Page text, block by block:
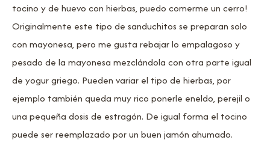
tocino y de huevo con hierbas, puedo comerme un cerro!
Originalmente este tipo de sanduchitos se preparan solo
con mayonesa, pero me gusta rebajar lo empalagoso y
pesado de la mayonesa mezclándola con otra parte igual
de yogur griego. Pueden variar el tipo de hierbas, por
ejemplo también queda muy rico ponerle eneldo, perejil o
una pequeña dosis de estragón. De igual forma el tocino
puede ser reemplazado por un buen jamón ahumado.